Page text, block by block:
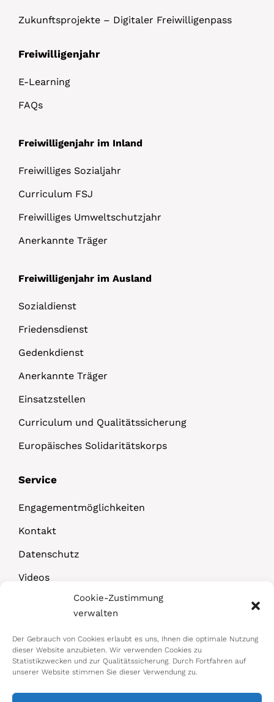
Cookie-Zustimmung
verwalten
Der Gebrauch von Cookies erlaubt es uns, Ihnen die optimale Nutzung
dieser Website anzubieten. Wir verwenden Cookies zu
Statistikzwecken und zur Qualitätssicherung. Durch Fortfahren auf
unserer Website stimmen Sie dieser Verwendung zu.
Zukunftsprojekte – Digitaler Freiwilligenpass
Freiwilligenjahr
E-Learning
FAQs
Freiwilligenjahr im Inland
Freiwilliges Sozialjahr
Curriculum FSJ
Freiwilliges Umweltschutzjahr
Anerkannte Träger
Freiwilligenjahr im Ausland
Sozialdienst
Friedensdienst
Gedenkdienst
Anerkannte Träger
Einsatzstellen
Curriculum und Qualitätssicherung
Europäisches Solidaritätskorps
Service
Engagementmöglichkeiten
Kontakt
Datenschutz
Videos